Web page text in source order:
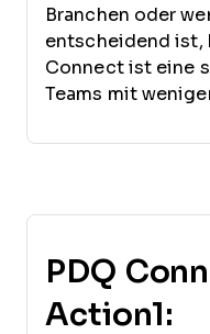
Branchen oder
entscheidend ist,
Connect ist eine
Teams mit
PDQ
Action1: